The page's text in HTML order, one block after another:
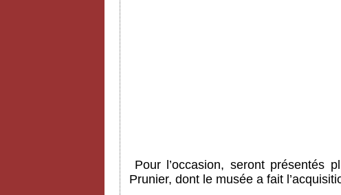
Pour l’occasion, seront présentés
Prunier, dont le musée a fait